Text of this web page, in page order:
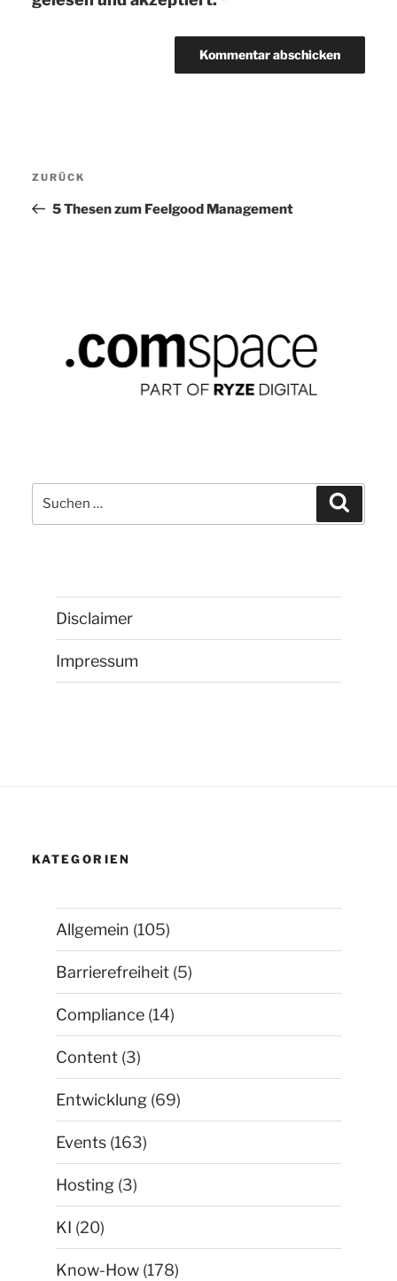
Vorheriger
Beitrag
ZURÜCK
5 Thesen zum Feelgood Management
Suchen
nach:
Disclaimer
Impressum
KATEGORIEN
Allgemein (105)
Barrierefreiheit (5)
Compliance (14)
Content (3)
Entwicklung (69)
Events (163)
Hosting (3)
KI (20)
Know-How (178)